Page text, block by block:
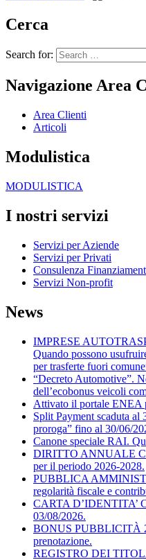
Cerca
Search for:
Navigazione Area
Area Clienti
Articoli
Modulistica
MODULISTICA
I nostri servizi
Servizi per Aziende
Servizi per Privati
Consulenza
Servizi Non-profit
News
IMPRESE
Quando possono
per trasferte fuori
“Decreto Automotive”.
dell’ecobonus veicoli
Attivato il portale ENEA
Split Payment scaduta al
proroga” fino al 30/06/
Canone speciale RAI.
DIRITTO ANNUALE
per il periodo 2026-2028.
PUBBLICA
regolarità fiscale e
CARTA D’IDENTITA’
03/08/2026.
BONUS PUBBLICITÀ
prenotazione.
REGISTRO DEI